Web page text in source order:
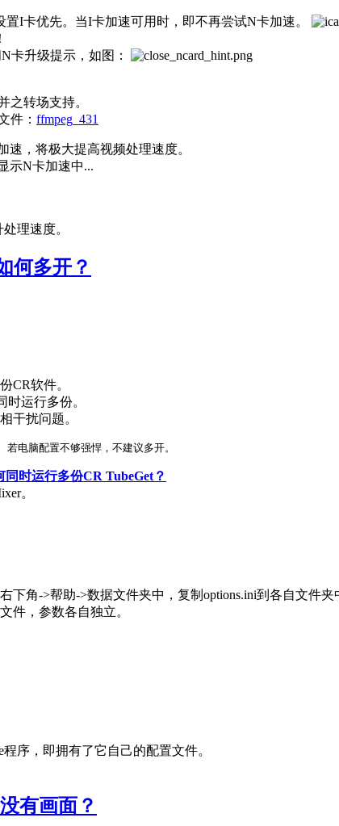
置I卡优先。当I卡加速可用时，即不再尝试N卡加速。
卡升级提示，如图：
之转场支持。
件： ffmpeg_431
，将极大提高视频处理速度。
示N卡加速中...
理速度。
何多开？
CR软件。
时运行多份。
干扰问题。
同时运行多份CR TubeGet？
。
角->帮助->数据文件夹中，复制options.ini到各自文件夹
件，参数各自独立。
序，即拥有了它自己的配置文件。
有画面？